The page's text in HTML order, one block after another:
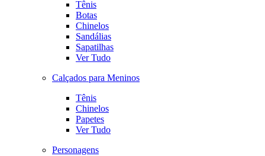
Tênis
Botas
Chinelos
Sandálias
Sapatilhas
Ver Tudo
Calçados para Meninos
Tênis
Chinelos
Papetes
Ver Tudo
Personagens